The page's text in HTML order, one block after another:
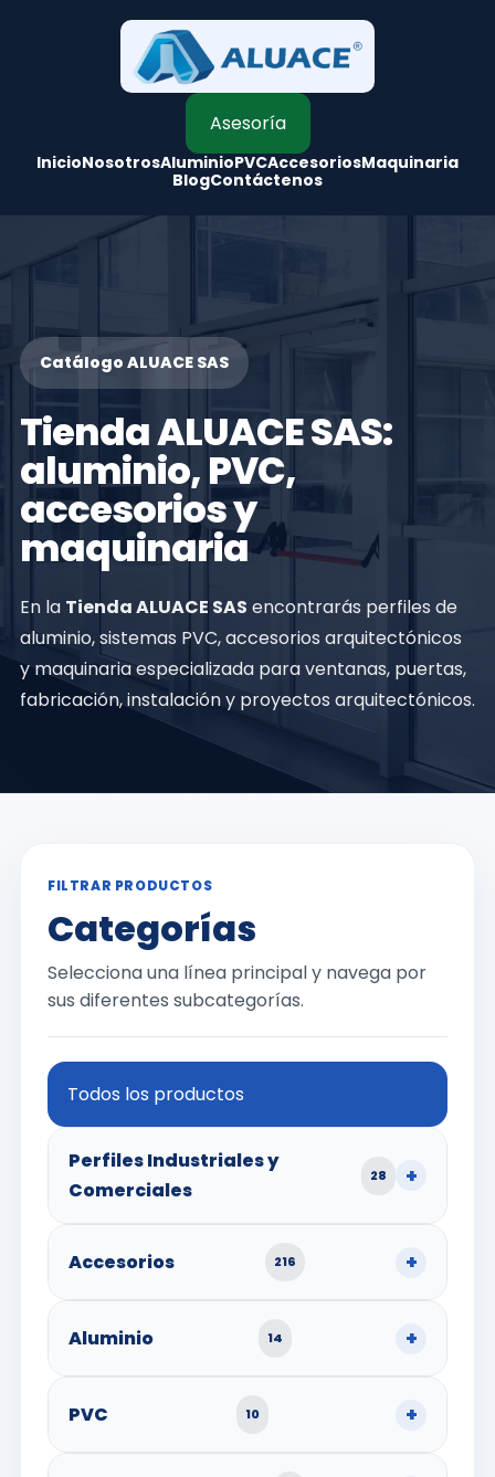
InicioNosotrosAluminioPVCAccesoriosMaquinaria
BlogContáctenos
Asesoría
Catálogo ALUACE SAS
Tienda ALUACE SAS:
aluminio, PVC,
accesorios y
maquinaria
En la Tienda ALUACE SAS encontrarás perfiles de
aluminio, sistemas PVC, accesorios arquitectónicos
y maquinaria especializada para ventanas, puertas,
fabricación, instalación y proyectos arquitectónicos.
FILTRAR PRODUCTOS
Categorías
Selecciona una línea principal y navega por
sus diferentes subcategorías.
Todos los productos
Perfiles Industriales y
Comerciales
28
Accesorios 216
Aluminio 14
PVC 10